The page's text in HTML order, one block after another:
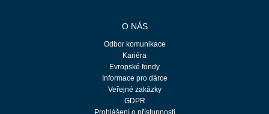
O NÁS
Odbor komunikace
Kariéra
Evropské fondy
Informace pro dárce
Veřejné zakázky
GDPR
Prohlášení o přístupnosti